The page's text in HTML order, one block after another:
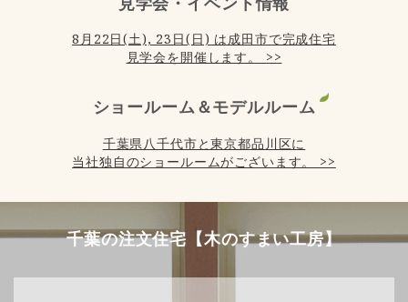
8月22日(土), 23日(日) は成田市で完成住宅
見学会を開催します。 >>
ショールーム＆モデルルーム
千葉県八千代市と東京都品川区に
当社独自のショールームがございます。 >>
千葉の注文住宅【木のすまい工房】